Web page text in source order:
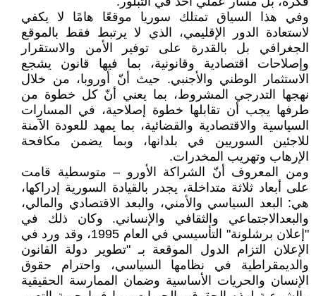
وفي هذا السياق تمتلك سوريا موقعًا هامًا لا يكفي
لاستعادة الدور الإقليمي، الذي لا يرتبط فقط بالموقع
الجغرافي بل بالقدرة على توفير الأمن والاستقرار
وإصلاحات اقتصادية وقانونية، بما فيها قانون يشجع
الاستثمار الوطني والأجنبي. حيث أنّ أوروبا، من خلال
نهجها التدرجي المشروط، بما يعني أنّ كل خطوة من
طرفها يجب أن تقابلها خطوة إصلاحية، في المسارات
السياسية والاقتصادية والقضائية، بما يمهد للعودة الآمنة
للاجئين السوريين في بلدانها، وبما يضمن مكافحة
الإرهاب وتهريب المخدرات.
ومن المعروف أنّ الشراكة الأورو – متوسطية قامت
على أبعاد ثلاثة متداخلة، يجدر بالقيادة السورية إدراكها،
هي: البعد السياسي والأمني، والبعد الاقتصادي والمالي،
والبعدالاجتماعي والثقافي والإنساني. وكان ذلك في
"إعلان برشلونة" التأسيسي في العام 1995، وقد ورد في
الإعلان التزام الدول الموقعة بـ "تطوير دولة القانون
والديمقراطية في نظامها السياسي، واحترام حقوق
الإنسان والحريات الأساسية وضمان الممارسة الحقيقية